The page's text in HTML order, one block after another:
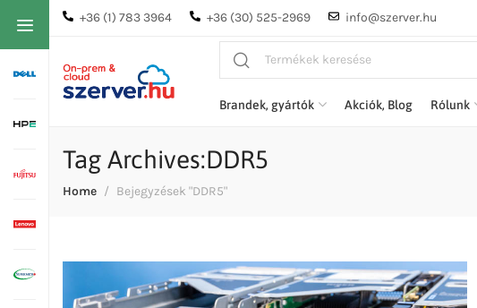
+36 (1) 783 3964 +36 (30) 525-2969 info@szerver.hu
Brandek, gyártók Akciók, Blog Rólunk
Tag Archives:DDR5
Home Bejegyzések "DDR5"